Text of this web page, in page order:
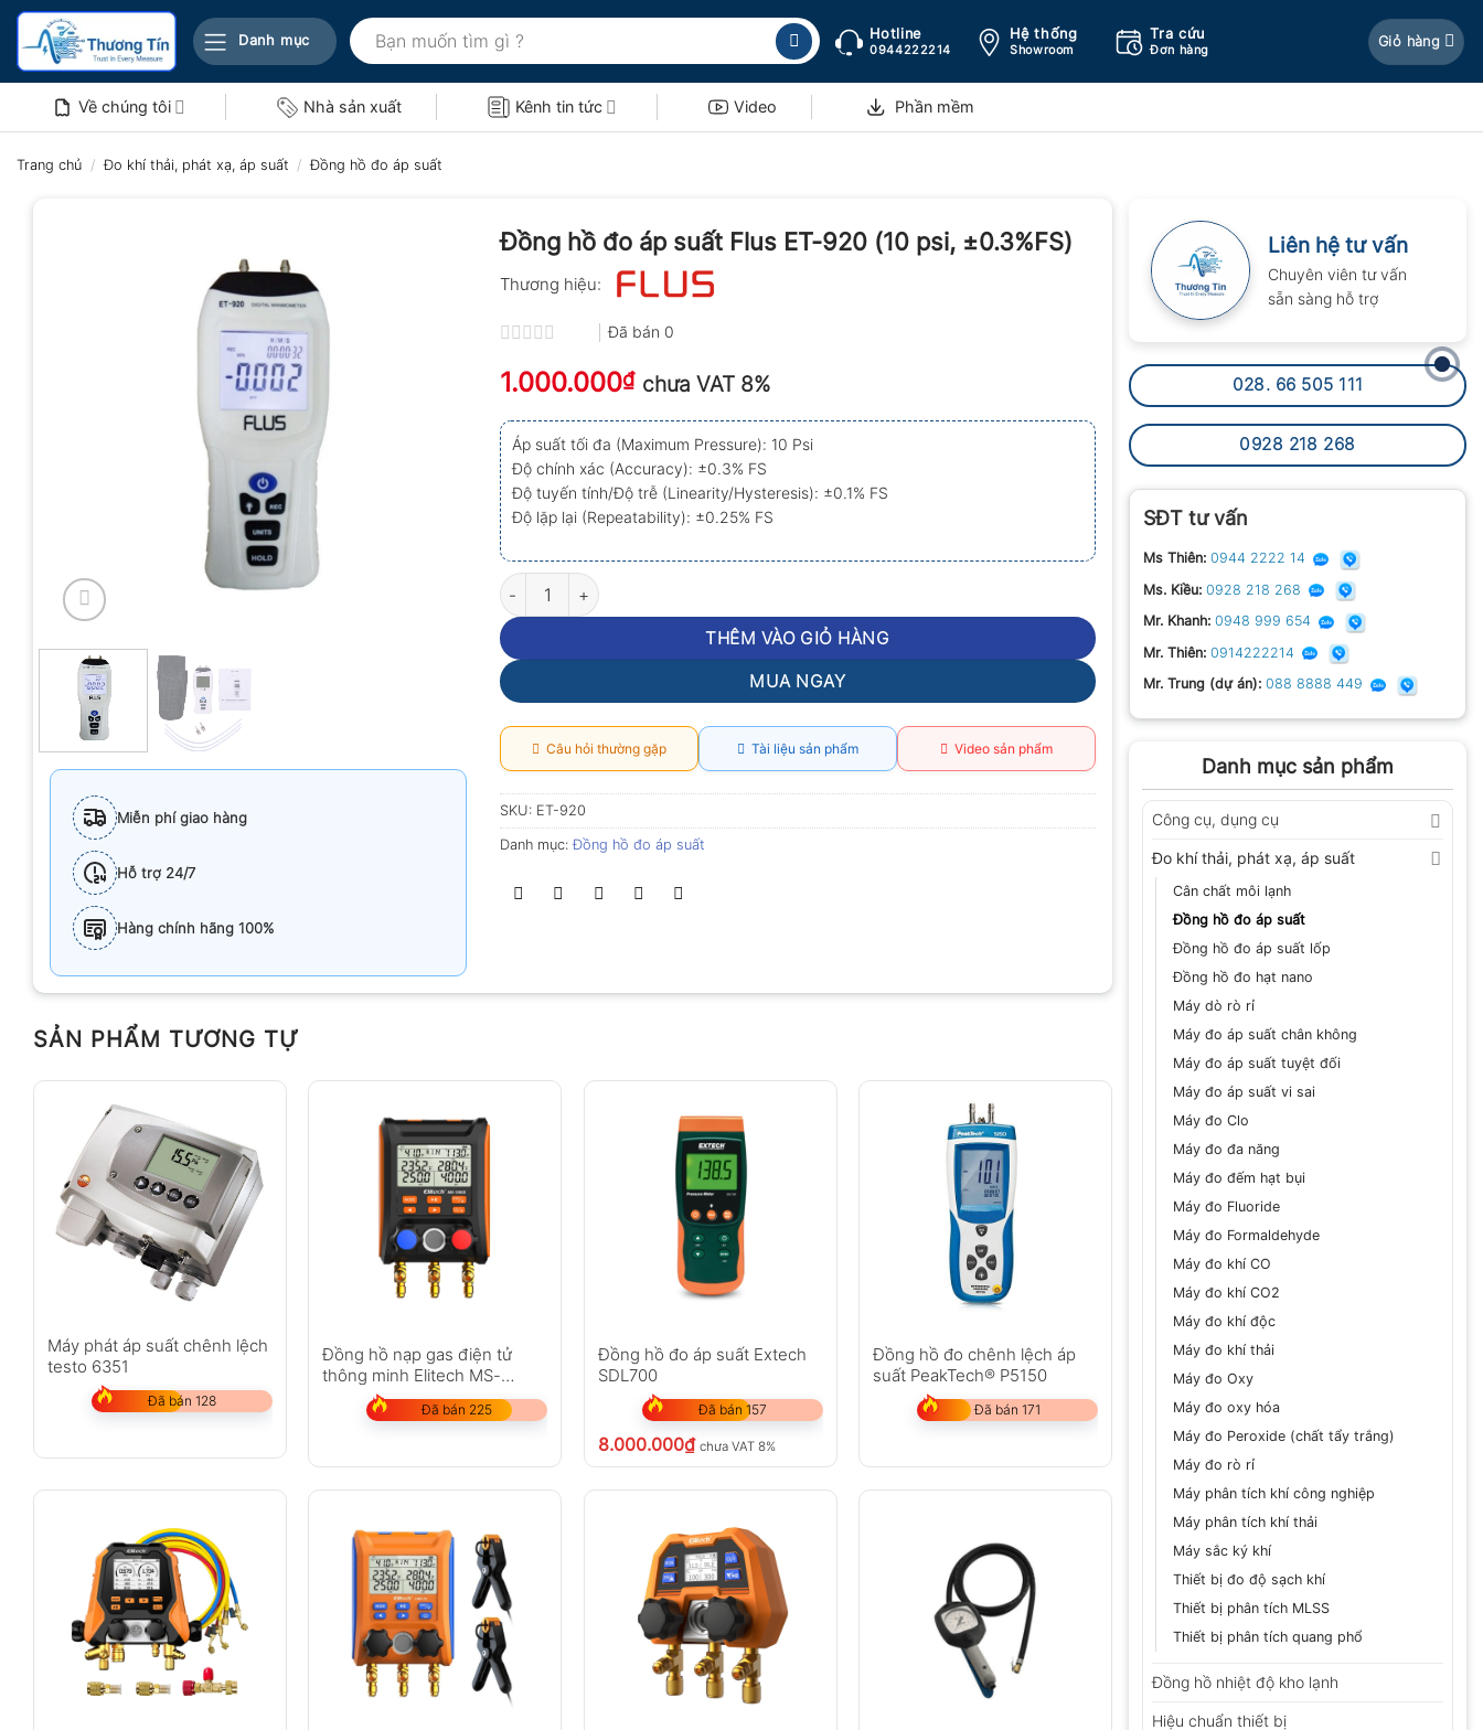
Bỏ
nội
Danh mục
Tìm
kiếm:
Hotline
0944222214
Hệ thống
Showroom
Tra cứu
Đơn hàng
Giỏ hàng
Về chúng tôi Nhà sản xuất Kênh tin tức Video Phần mềm
Trang chủ / Đo khí thải, phát xạ, áp suất / Đồng hồ đo áp suất
Liên hệ tư vấn
Chuyên viên tư vấn
sẵn sàng hỗ trợ
028. 66 505 111
0928 218 268
SĐT tư vấn
Ms Thiên: 0944 2222 14
Ms. Kiều: 0928 218 268
Mr. Khanh: 0948 999 654
Mr. Thiên: 0914222214
Mr. Trung (dự án): 088 8888 449
Danh mục sản phẩm
Công cụ, dụng cụ
Đo khí thải, phát xạ, áp suất
Cân chất môi lạnh
Đồng hồ đo áp suất
Đồng hồ đo áp suất lốp
Đồng hồ đo hạt nano
Máy dò rò rỉ
Máy đo áp suất chân không
Máy đo áp suất tuyệt đối
Máy đo áp suất vi sai
Máy đo Clo
Máy đo đa năng
Máy đo đếm hạt bụi
Máy đo Fluoride
Máy đo Formaldehyde
Máy đo khí CO
Máy đo khí CO2
Máy đo khí độc
Máy đo khí thải
Máy đo Oxy
Máy đo oxy hóa
Máy đo Peroxide (chất tẩy trắng)
Máy đo rò rỉ
Máy phân tích khí công nghiệp
Máy phân tích khí thải
Máy sắc ký khí
Thiết bị đo độ sạch khí
Thiết bị phân tích MLSS
Thiết bị phân tích quang phổ
Đồng hồ nhiệt độ kho lạnh
Hiệu chuẩn thiết bị
Miễn phí giao hàng
Hỗ trợ 24/7
Hàng chính hãng 100%
Đồng hồ đo áp suất Flus ET-920 (10 psi, ±0.3%FS)
Thương hiệu:
xếp
hạng
5
sao
Đã bán 0
1.000.000₫ chưa VAT 8%
Áp suất tối đa (Maximum Pressure): 10 Psi
Độ chính xác (Accuracy): ±0.3% FS
Độ tuyến tính/Độ trễ (Linearity/Hysteresis): ±0.1% FS
Độ lặp lại (Repeatability): ±0.25% FS
Đồng hồ đo áp suất Flus ET-920 (10 psi, ±0.3%FS) số lượng
THÊM VÀO GIỎ HÀNG
MUA NGAY
Câu hỏi thường gặp Tài liệu sản phẩm Video sản phẩm
SKU: ET-920
Danh mục:Đồng hồ đo áp suất
SẢN PHẨM TƯƠNG TỰ
Máy phát áp suất chênh lệch
testo 6351
Đã bán 128
Đồng hồ nạp gas điện tử
thông minh Elitech MS-
Đã bán 225
Đồng hồ đo áp suất Extech
SDL700
Đã bán 157
8.000.000₫ chưa VAT 8%
Đồng hồ đo chênh lệch áp
suất PeakTech® P5150
Đã bán 171